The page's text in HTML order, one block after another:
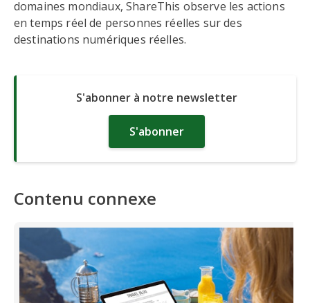
domaines mondiaux, ShareThis observe les actions
en temps réel de personnes réelles sur des
destinations numériques réelles.
S'abonner à notre newsletter
S'abonner
Contenu connexe